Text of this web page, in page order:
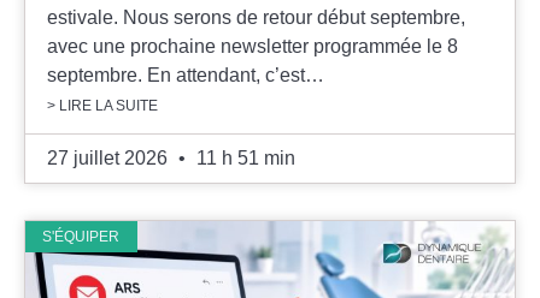
estivale. Nous serons de retour début septembre,
avec une prochaine newsletter programmée le 8
septembre. En attendant, c’est…
> LIRE LA SUITE
27 juillet 2026 11 h 51 min
S'ÉQUIPER